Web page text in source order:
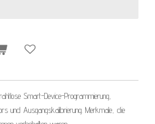
Smart-Device-Programmierung,
und Ausgangskalibrierung. Merkmale, die